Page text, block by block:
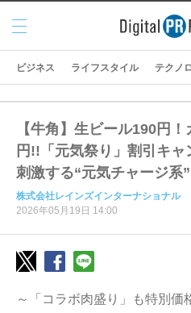
メニ
ュー
ビジネス ライフスタイル テクノ
【牛角】生ビール190円
円!!「元気祭り」割引キ
刺激する“元気チャージ系
株式会社レインズインターナショナル
2026年05月19日 14:00
～「コラボ肉盛り」も特別